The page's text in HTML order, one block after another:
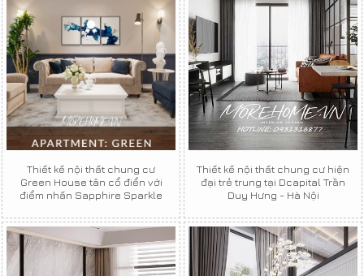
Thiết kế nội thất chung cư
Green House tân cổ điển với
điểm nhấn Sapphire Sparkle
Thiết kế nội thất chung cư hiện
đại trẻ trung tại Dcapital Trần
Duy Hưng - Hà Nội